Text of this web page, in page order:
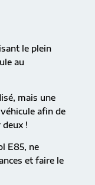
le plein
au
mais une
afin de
!
E85, ne
et faire le